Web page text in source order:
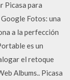
Picasa para
Fotos: una
a la perfección
es un
el retoque
Albums.. Picasa